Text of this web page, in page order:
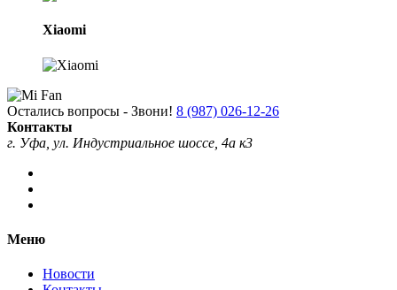
Xiaomi
Остались вопросы - Звони! 8 (987) 026-12-26
Контакты
г. Уфа, ул. Индустриальное шоссе, 4а к3
Меню
Новости